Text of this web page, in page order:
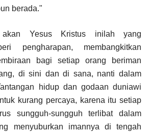
berada."
akan Yesus Kristus inilah yang
pengharapan, membangkitkan
bagi setiap orang beriman
di sini dan di sana, nanti dalam
hidup dan godaan duniawi
kurang percaya, karena itu setiap
sungguh-sungguh terlibat dalam
menyuburkan imannya di tengah